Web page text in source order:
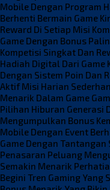
Mobile Dengan Program
Berhenti Bermain Game
Reward Di Setiap Misi
Game Dengan Bonus
Kompetisi Singkat Dan
Hadiah Digital Dari Game
Dengan Sistem Poin Dan
Aktif Misi Harian
Menarik Dalam Game
Pilihan Hiburan Generasi
Mengumpulkan Bonus
Mobile Dengan Event
Game Dengan Tantangan
Penasaran Peluang
Semakin Menarik
Begini Tren Gaming Yang